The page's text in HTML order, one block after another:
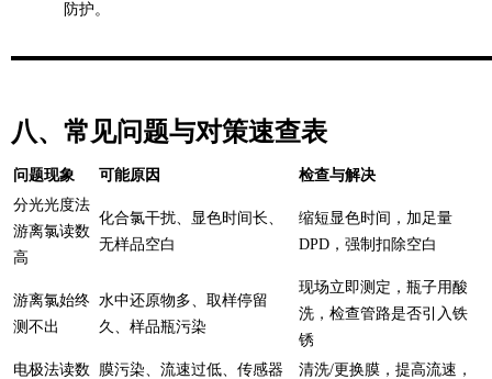
防护。
八、常见问题与对策速查表
问题现象 可能原因
检查与解决
分光光度法
游离氯读数
高
化合氯干扰、显色时间长、
无样品空白
缩短显色时间，加足量
DPD，强制扣除空白
游离氯始终
测不出
水中还原物多、取样停留
久、样品瓶污染
现场立即测定，瓶子用酸
洗，检查管路是否引入铁
锈
电极法读数
膜污染、流速过低、传感器
清洗/更换膜，提高流速，